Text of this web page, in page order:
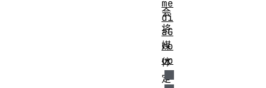
会
将
媒
体
定
me
di
aG
ro
up